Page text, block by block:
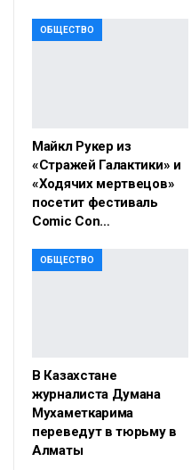
ОБЩЕСТВО
Майкл Рукер из
«Стражей Галактики» и
«Ходячих мертвецов»
посетит фестиваль
Comic Con…
ОБЩЕСТВО
В Казахстане
журналиста Думана
Мухаметкарима
переведут в тюрьму в
Алматы